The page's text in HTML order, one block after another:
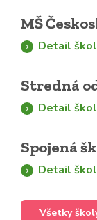
MŠ
Detail
Stredná
Detail
Spojená
Detail
Všetky